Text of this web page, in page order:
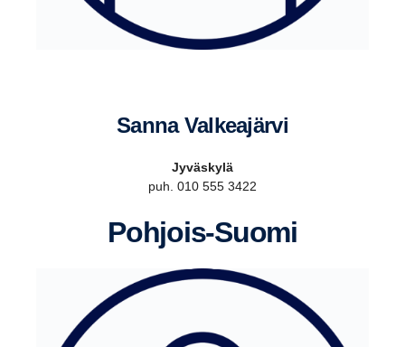
Sanna Valkea­järvi
Jyväskylä
puh. 010 555 3422
Pohjois-​Suomi